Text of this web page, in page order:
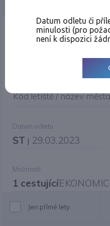
Místo odletu
Kód letiště / název města
Datum odletu
ST | 29.03.2023
Možnosti
1 cestující
Jen přímé lety
Datum odletu či
minulosti (pro
není k dispozici